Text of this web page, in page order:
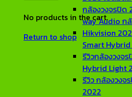
No products in the cart.
Return to shop
กล้องวงจรปิด
way Audio ก
Hikvision
Smart
รีวิวกล้องวงจ
Hybrid Light
รีวิว กล้องวงจ
2022